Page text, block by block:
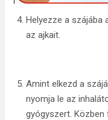
Helyezze a szájába
az ajkait.
Amint elkezd a
nyomja le az
gyógyszert.